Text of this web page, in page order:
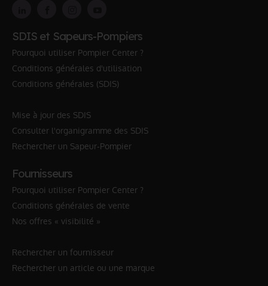
SDIS et Sapeurs-Pompiers
Pourquoi utiliser Pompier Center ?
Conditions générales d'utilisation
Conditions générales (SDIS)
Mise à jour des SDIS
Consulter l'organigramme des SDIS
Rechercher un Sapeur-Pompier
Fournisseurs
Pourquoi utiliser Pompier Center ?
Conditions générales de vente
Nos offres « visibilité »
Rechercher un fournisseur
Rechercher un article ou une marque